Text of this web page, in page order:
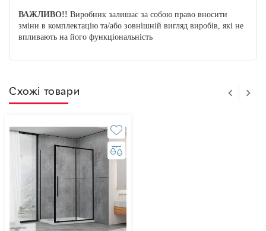
ВАЖЛИВО!! Виробник залишає за собою право вносити
зміни в комплектацію та/або зовнішній вигляд виробів, які не
впливають на його функціональність
Схожі товари